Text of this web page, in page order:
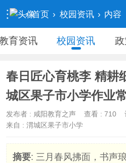
› 首页 › 校园资讯 › 内容
育资讯 校园资讯
春日匠心育桃李 精
城区果子市小学作业
发布者 : 咸阳教育之声 查看 : 710
来自 : 渭城区果子市小学
摘要: 三月春风拂面，书声